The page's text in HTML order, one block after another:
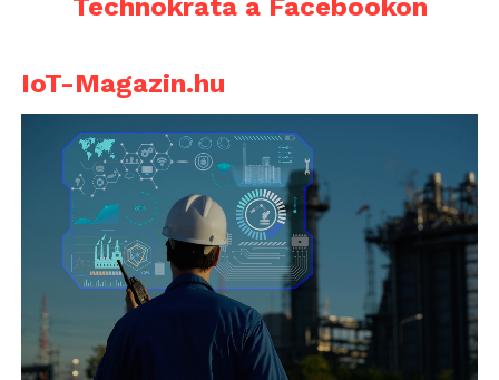
Technokrata a Facebookon
IoT-Magazin.hu